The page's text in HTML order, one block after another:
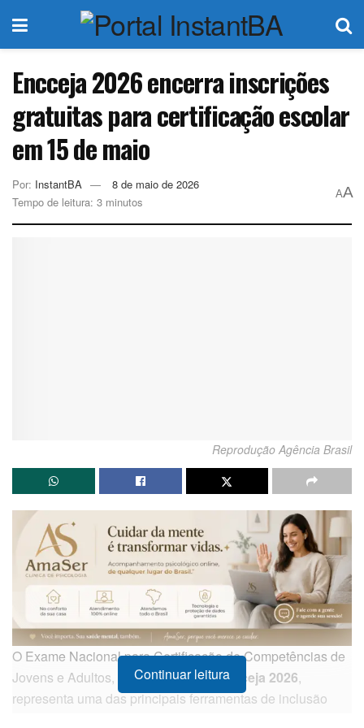
Encceja 2026 encerra inscrições
gratuitas para certificação escolar
em 15 de maio
Por: InstantBA
8 de maio de 2026
Tempo de leitura: 3 minutos
AA
Reprodução Agência Brasil
O Exame Nacional para Certificação de Competências de
Jovens e Adultos, conhecido comoEncceja 2026,
representa uma das principais ferramentas de inclusão
Continuar leitura